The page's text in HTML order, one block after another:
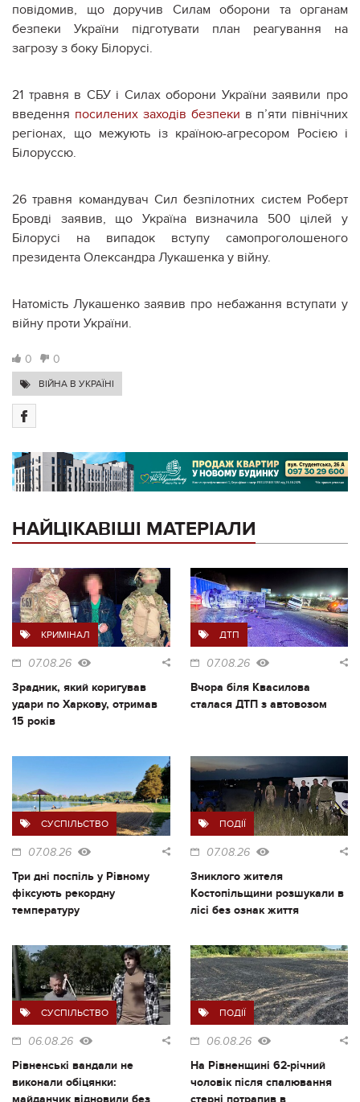
повідомив, що доручив Силам оборони та органам
безпеки України підготувати план реагування на
загрозу з боку Білорусі.
21 травня в СБУ і Силах оборони України заявили про
введення посилених заходів безпеки в п’яти північних
регіонах, що межують із країною-агресором Росією і
Білоруссю.
26 травня командувач Сил безпілотних систем Роберт
Бровді заявив, що Україна визначила 500 цілей у
Білорусі на випадок вступу самопроголошеного
президента Олександра Лукашенка у війну.
Натомість Лукашенко заявив про небажання вступати у
війну проти України.
0 0
ВІЙНА В УКРАЇНІ
НАЙЦІКАВІШІ МАТЕРІАЛИ
КРИМІНАЛ
07.08.26
Зрадник, який коригував
удари по Харкову, отримав
15 років
ДТП
07.08.26
Вчора біля Квасилова
сталася ДТП з автовозом
СУСПІЛЬСТВО
07.08.26
Три дні поспіль у Рівному
фіксують рекордну
температуру
ПОДІЇ
07.08.26
Зниклого жителя
Костопільщини розшукали в
лісі без ознак життя
СУСПІЛЬСТВО
06.08.26
Рівненські вандали не
виконали обіцянки:
майданчик відновили без
ПОДІЇ
06.08.26
На Рівненщині 62-річний
чоловік після спалювання
стерні потрапив в